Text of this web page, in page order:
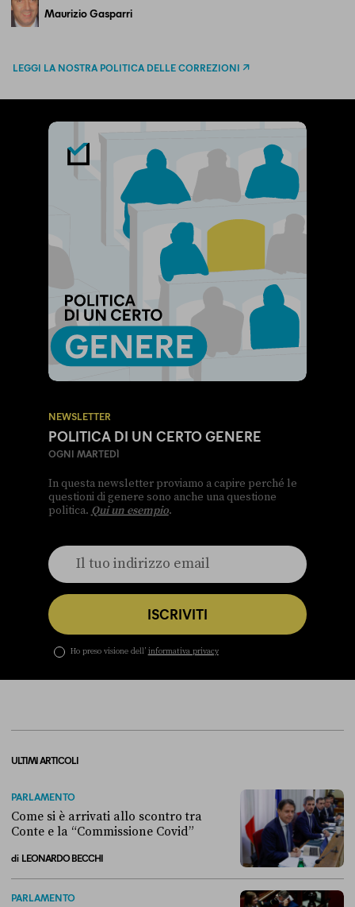
Maurizio Gasparri
LEGGI LA NOSTRA POLITICA DELLE CORREZIONI
NEWSLETTER
POLITICA DI UN CERTO GENERE
OGNI MARTEDÌ
In questa newsletter proviamo a capire perché le
questioni di genere sono anche una questione
politica. Qui un esempio.
ISCRIVITI
Ho preso visione dell’ informativa privacy
ULTIMI ARTICOLI
PARLAMENTO
Come si è arrivati allo scontro tra
Conte e la “Commissione Covid”
di LEONARDO BECCHI
PARLAMENTO